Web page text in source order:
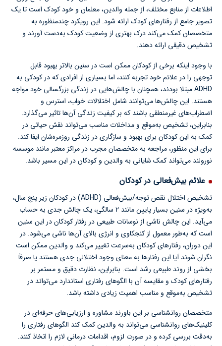
اطلاعات از منابع مختلف، از جمله والدین، معلمان و خود کودک است تا یک
تصویر جامع از رفتارهای کودک ارائه شود. این رویکرد چندمنظوره به
متخصصان کمک می‌کند درک بهتری از وضعیت کودک به‌دست آورند و
تشخیص دقیقی ارائه دهند.
با وجود اینکه برخی از کودکان ممکن است در سنین بالاتر بهبود قابل
توجهی را در علائم خود تجربه کنند، اما بسیاری از افرادی که در کودکی به
ADHD مبتلا بودند، همچنان با چالش‌هایی در زندگی بزرگسالی خود مواجه
هستند. این چالش‌ها می‌توانند شامل اختلالات خواب، استرس و
اضطراب‌های غیرمنطقی باشند که بر کیفیت زندگی آن‌ها تاثیر می‌گذارد.
بنابراین، تشخیص به‌موقع و مداخلات مناسب می‌تواند نقش حیاتی در
کمک به این کودکان برای بهبود و سازگاری در زندگی روزمره‌شان ایفا کند.
برای این منظور، مراجعه به متخصصان مجرب در مراکز معتبر مانند موسسه
نورولند می‌تواند کمک شایانی به والدین و کودکان در این مسیر باشد.
علائم بیش‌فعالی در کودکان
تشخیص اختلال نقص توجه/بیش‌فعالی (ADHD) در کودکان زیر پنج سال،
به‌ویژه در سنین بسیار پایین مانند ۲ سالگی، یک چالش جدی به حساب
می‌آید. این چالش ناشی از نوسانات طبیعی در رفتار کودکان در این سنین
است که به‌طور معمول از کنجکاوی و انرژی بالای آن‌ها ناشی می‌شود. در
این دوران، رفتارهای کودکان به‌سرعت تغییر می‌کند و والدین ممکن است
نگران شوند آیا این رفتارها به معنای وجود اختلالی جدی هستند یا صرفاً
بخشی از روند طبیعی رشد است. بنابراین، نظارت دقیق و مستمر بر
رفتارهای کودک و مقایسه آن با الگوهای رفتاری استاندارد می‌تواند در
تشخیص به‌موقع و مناسب اهمیت زیادی داشته باشد.
متخصصان روانشناسی بر این باورند مشاوره و ارزیابی‌های حرفه‌ای در
کلینیک‌های روانشناسی می‌تواند به والدین کمک کند الگوهای رفتاری را
به‌دقت بررسی کرده و در صورت لزوم، اقدامات درمانی لازم را اتخاذ کنند.